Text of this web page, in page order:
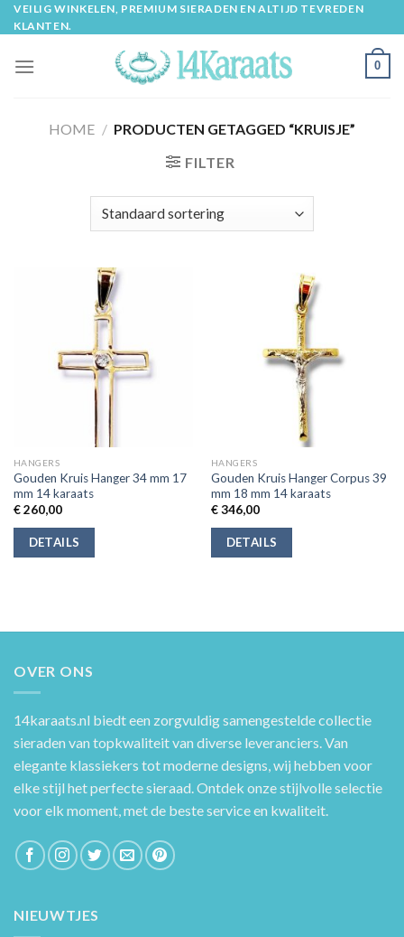
Skip
to
VEILIG WINKELEN, PREMIUM SIERADEN EN ALTIJD TEVREDEN
KLANTEN.
0
HOME / PRODUCTEN GETAGGED “KRUISJE”
FILTER
HANGERS
Gouden Kruis Hanger 34 mm 17
mm 14 karaats
€260,00
DETAILS
HANGERS
Gouden Kruis Hanger Corpus 39
mm 18 mm 14 karaats
€346,00
DETAILS
OVER ONS
14karaats.nl biedt een zorgvuldig samengestelde collectie
sieraden van topkwaliteit van diverse leveranciers. Van
elegante klassiekers tot moderne designs, wij hebben voor
elke stijl het perfecte sieraad. Ontdek onze stijlvolle selectie
voor elk moment, met de beste service en kwaliteit.
NIEUWTJES